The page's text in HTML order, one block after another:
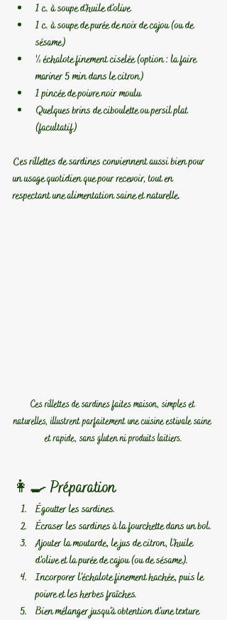
1 c. à soupe d’huile d’olive
1 c. à soupe de purée de noix de cajou (ou de
sésame)
½ échalote finement ciselée (option : la faire
mariner 5 min dans le citron)
1 pincée de poivre noir moulu
Quelques brins de ciboulette ou persil plat
(facultatif)
Ces rillettes de sardines conviennent aussi bien pour
un usage quotidien que pour recevoir, tout en
respectant une alimentation saine et naturelle.
Ces rillettes de sardines faites maison, simples et
naturelles, illustrent parfaitement une cuisine estivale saine
et rapide, sans gluten ni produits laitiers.
👩‍🍳 Préparation
Égoutter les sardines.
Écraser les sardines à la fourchette dans un bol.
Ajouter la moutarde, le jus de citron, l’huile
d’olive et la purée de cajou (ou de sésame).
Incorporer l’échalote finement hachée, puis le
poivre et les herbes fraîches.
Bien mélanger jusqu’à obtention d’une texture